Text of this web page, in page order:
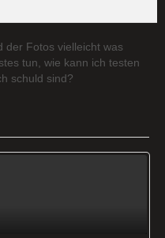
der Fotos vielleicht was
tun, wie kann ich testen
schuld sind?